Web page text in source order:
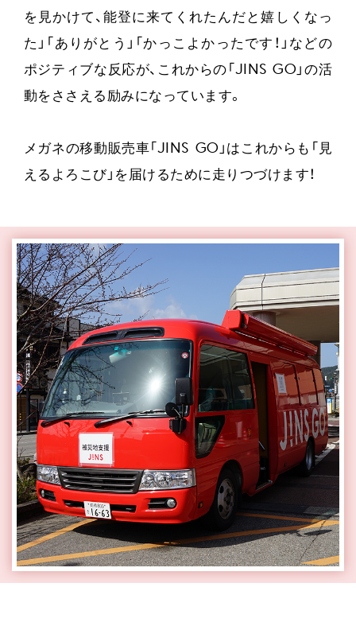
を見かけて、能登に来てくれたんだと嬉しくなっ
た」「ありがとう」「かっこよかったです！」などの
ポジティブな反応が、これからの「JINS GO」の活
動をささえる励みになっています。
メガネの移動販売車「JINS GO」はこれからも「見
えるよろこび」を届けるために走りつづけます！